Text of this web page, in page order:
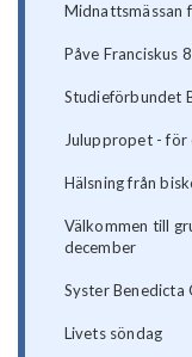
Midnattsmässan
Påve Franciskus
Studieförbundet
Juluppropet -
Hälsning från
Välkommen till
december
Syster Benedicta
Livets söndag